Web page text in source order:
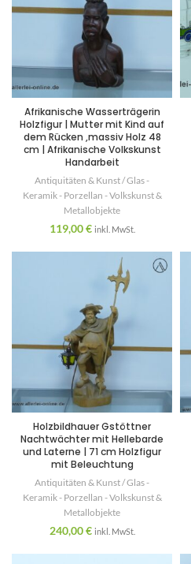
Afrikanische Wasserträgerin
Holzfigur | Mutter mit Kind auf
dem Rücken ,massiv Holz 48
cm | Afrikanische Volkskunst
Handarbeit
Antiquitäten & Kunst / Glas -
Keramik - Porzellan - Volkskunst &
Metallobjekte
119,00€ inkl. MwSt.
Holzbildhauer Gstöttner
Nachtwächter mit Hellebarde
und Laterne | 71 cm Holzfigur
mit Beleuchtung
Antiquitäten & Kunst / Glas -
Keramik - Porzellan - Volkskunst &
Metallobjekte
240,00€ inkl. MwSt.